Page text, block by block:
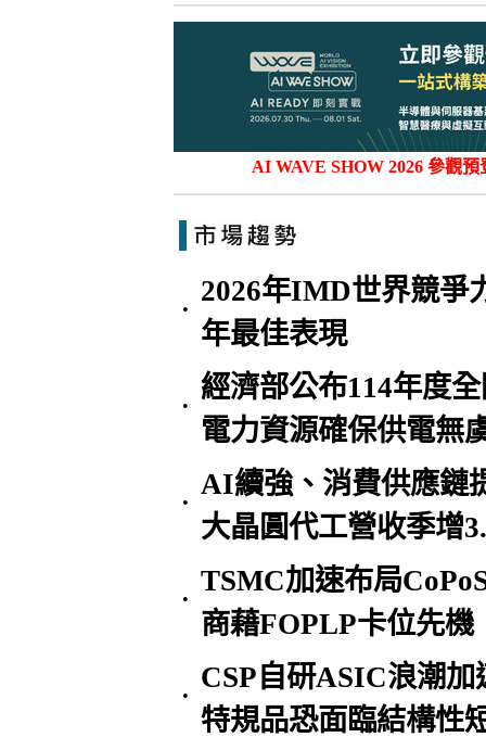
AI WAVE SHOW 2026 參觀
•
2026年IMD世界競爭
年最佳表現
•
經濟部公布114年度
電力資源確保供電無
•
AI續強、消費供應鏈
大晶圓代工營收季增
•
TSMC加速布局
商藉FOPLP卡位先機
•
CSP自研ASIC浪潮
特規品恐面臨結構性